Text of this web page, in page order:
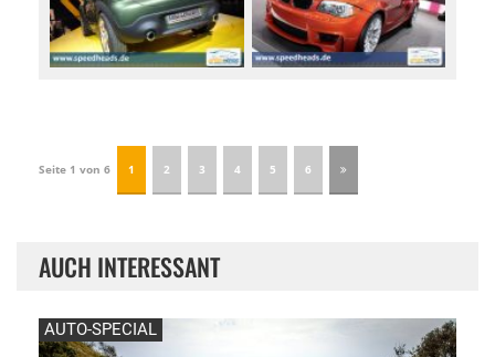
Seite 1 von 6 1 2 3 4 5 6
AUCH INTERESSANT
AUTO-SPECIAL